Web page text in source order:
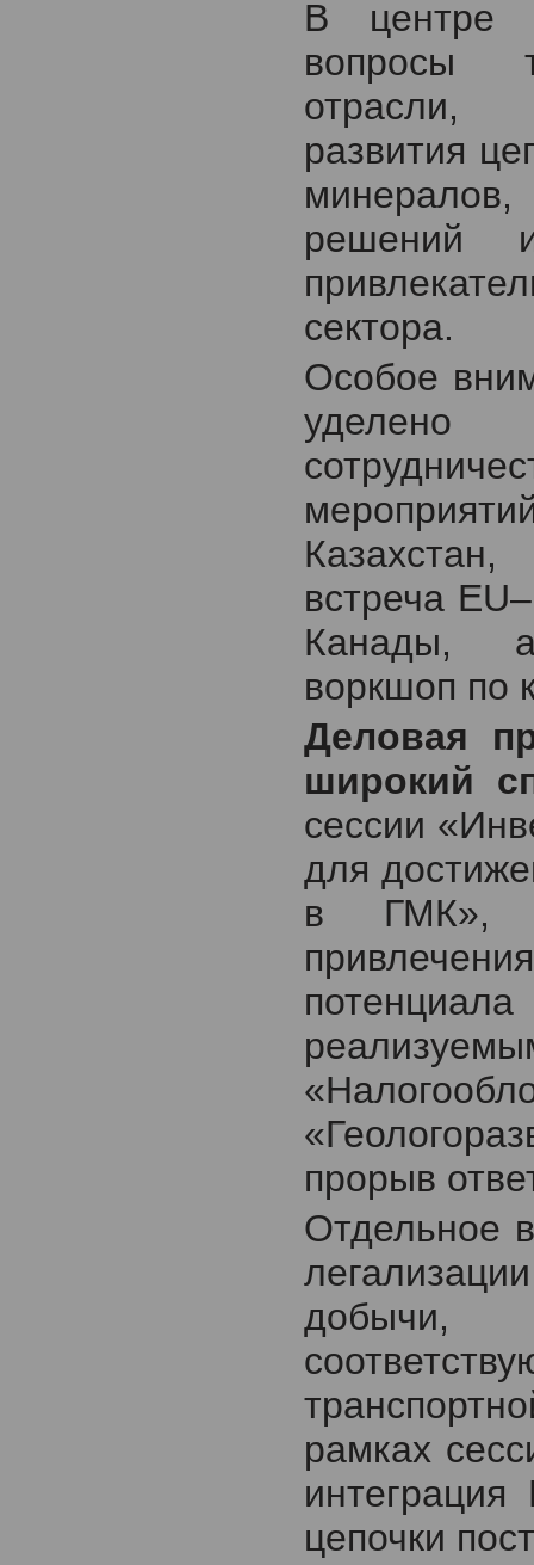
В центре
вопросы
отрасли,
развития
решений и
сектора.
Особое
уделено
встреча
Канады, а
воркшоп по
Деловая
широкий
сессии
для
в ГМК»,
прорыв
Отдельное
добычи,
рамках
цепочки